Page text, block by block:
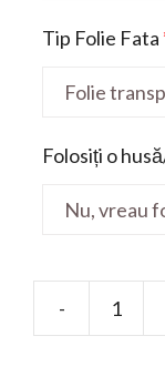
Tip Folie Fata
Folosiți o
-